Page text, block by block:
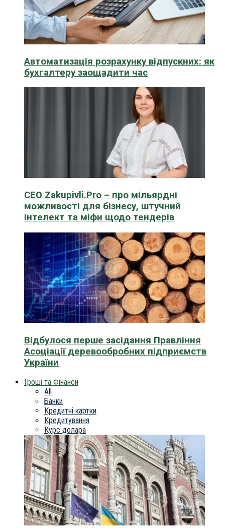
Автоматизація розрахунку відпускних: як
бухгалтеру заощадити час
CEO Zakupivli.Pro – про мільярдні
можливості для бізнесу, штучний
інтелект та міфи щодо тендерів
Відбулося перше засідання Правління
Асоціації деревообробних підприємств
України
Гроші та Фінанси
All
Банки
Кредитні картки
Кредитування
Курс долара